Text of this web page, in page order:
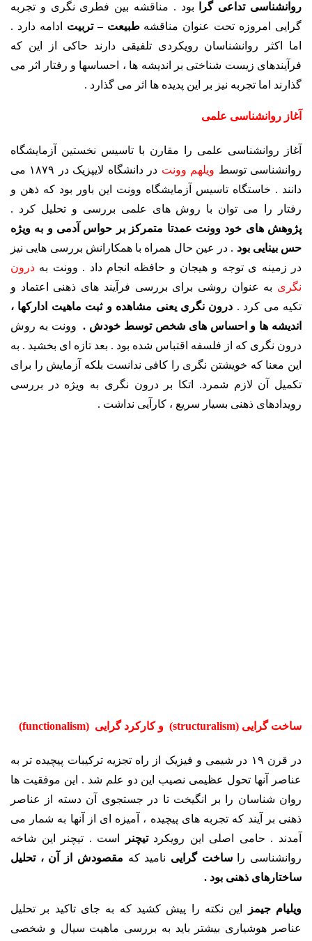
روانشناسی تداعی گرا
بود . مناقشه بین فطری نگری و تجربه
گرایی امروزه تحت عنوان مناقشه طبیعت – تربیت ادامه دارد .
اما اکثر روانشناسان رویکردی تلفیقی دارند حاکی از این که
فرآیندهای زیست شناختی بر اندیشه ها ، احساسها و رفتار اثر می
گذارند اما تجربه نیز بر این پدیده ها اثر می گذارد .
آغاز روانشناسی علمی
آغاز روانشناسی علمی را مقارن با تاسیس نخستین آزمایشگاه
روانشناسی توسط ویلهم وونت
در دانشگاه لایپزیک در ۱۸۷۹ می
دانند . خاستگاه تاسیس آزمایشگاه وونت این باور بود که ذهن و
رفتار را می توان با روش های علمی بررسی و تحلیل کرد .
پژوهش های خود وونت عمدتا متمرکز بر حواس آدمی و به ویژه
حس بینایی بود . در عین حال همراه با همکارانش بررسی هایی نیز
در زمینه ی توجه و هیجان و حافظه انجام داد . وونت به درون
نگری به عنوان روشی برای بررسی فرآیند های ذهنی اعتماد و
تکیه می کرد . درون نگری یعنی مشاهده و ثبت ماهیت ادارکها ،
اندیشه ها و احساس های شخص توسط خودش . وونت به روش
درون نگری که از فلسفه اقتباس شده بود . بعد تازه ای بخشید . به
این معنا که خویشتن نگری را کافی ندانست بلکه آزمایش را برای
تکمیل آن لازم شمرد. اتکا بر درون نگری به ویژه در بررسی
رویدادهای ذهنی بسیار سریع ، کارآیی نداشت .
ساخت گرایی (structuralism) و کارکرد گرایی (functionalism)
در قرن ۱۹ در شیمی و فیزیک از راه تجزیه ترکیبات پیچیده تر به
عناصر آنها تحول عظیمی نصیب این دو علم شد . این موفقیت ها
روان شناسان را بر انگیخت تا در جستجوی آن دسته از عناصر
ذهنی بر آیند که تجربه های پیچیده ، آمیزه ای از آنها به شمار می
آمدند . حامی اصلی این رویکردتیچنر
است . تیچنر این شاخه
روانشناسی راساخت گرایی نامید که مقصودش از آن ، تحلیل
ساختارهای ذهنی بود .
ویلیام جیمز
این نکته را پیش کشید که به جای تاکید بر تحلیل
عناصر هوشیاری بیشتر باید به بررسی ماهیت سیال و شخصی